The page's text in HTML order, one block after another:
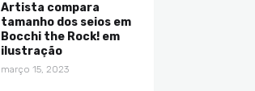
Artista compara
tamanho dos seios em
Bocchi the Rock! em
ilustração
março 15, 2023